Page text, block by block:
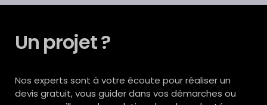
Un projet ?
Nos experts sont à votre écoute pour réaliser un
devis gratuit, vous guider dans vos démarches ou